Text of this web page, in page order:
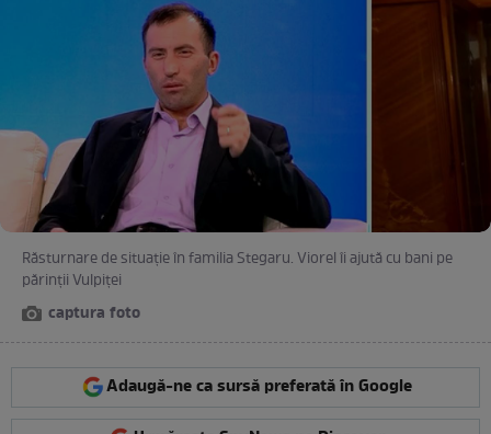
Răsturnare de situație în familia Stegaru. Viorel îi ajută cu bani pe
părinții Vulpiței
captura foto
Adaugă-ne ca sursă preferată în Google